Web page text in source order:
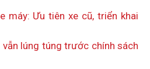
máy: Ưu tiên xe cũ, triển khai
vẫn lúng túng trước chính sách